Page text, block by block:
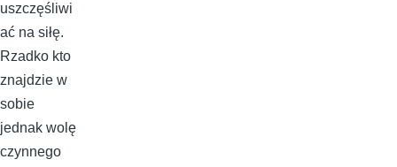
uszczęśliwi
ać na siłę.
Rzadko kto
znajdzie w
sobie
jednak wolę
czynnego